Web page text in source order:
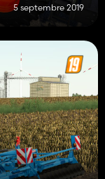
5 septembre 2019